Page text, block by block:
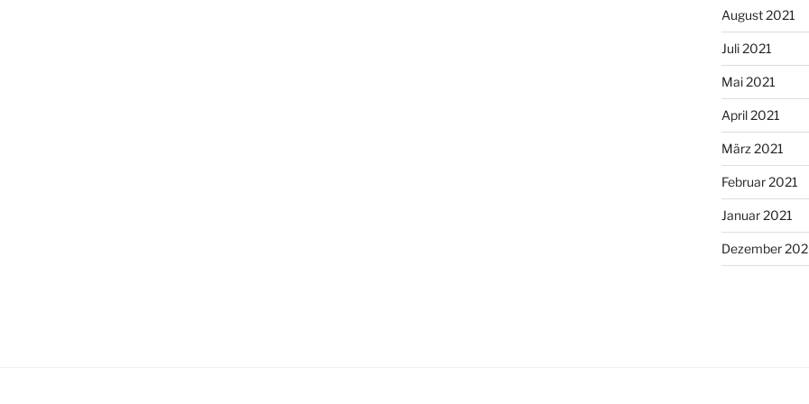
August 2021
Juli 2021
Mai 2021
April 2021
März 2021
Februar 2021
Januar 2021
Dezember